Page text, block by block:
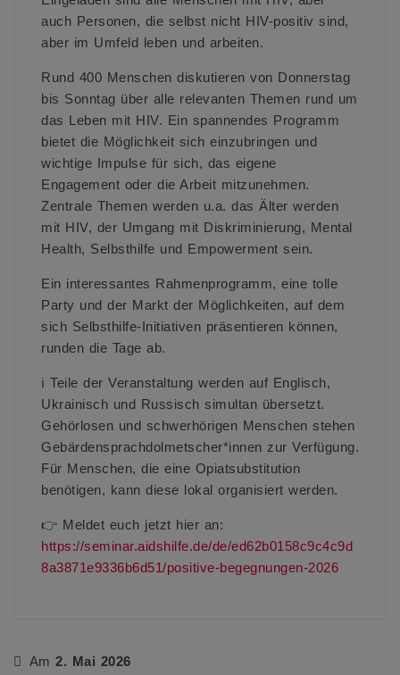
auch Personen, die selbst nicht HIV-positiv sind,
aber im Umfeld leben und arbeiten.
Rund 400 Menschen diskutieren von Donnerstag
bis Sonntag über alle relevanten Themen rund um
das Leben mit HIV. Ein spannendes Programm
bietet die Möglichkeit sich einzubringen und
wichtige Impulse für sich, das eigene
Engagement oder die Arbeit mitzunehmen.
Zentrale Themen werden u.a. das Älter werden
mit HIV, der Umgang mit Diskriminierung, Mental
Health, Selbsthilfe und Empowerment sein.
Ein interessantes Rahmenprogramm, eine tolle
Party und der Markt der Möglichkeiten, auf dem
sich Selbsthilfe-Initiativen präsentieren können,
runden die Tage ab.
ℹ Teile der Veranstaltung werden auf Englisch,
Ukrainisch und Russisch simultan übersetzt.
Gehörlosen und schwerhörigen Menschen stehen
Gebärdensprachdolmetscher*innen zur Verfügung.
Für Menschen, die eine Opiatsubstitution
benötigen, kann diese lokal organisiert werden.
👉 Meldet euch jetzt hier an:
https://seminar.aidshilfe.de/de/ed62b0158c9c4c9d
8a3871e9336b6d51/positive-begegnungen-2026
Am 2. Mai 2026